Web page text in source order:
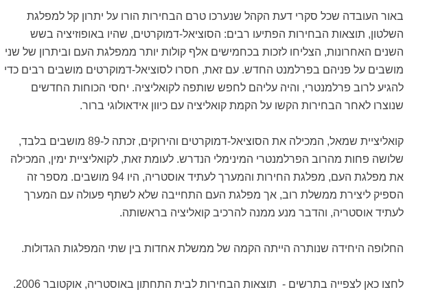
באור העובדה שכל סקרי דעת הקהל שנערכו טרם הבחירות הורו על יתרון קל למפלגת
השלטון, תוצאות הבחירות הפתיעו רבים: הסוציאל-דמוקרטים, שהיו באופוזיציה בשש
השנים האחרונות, הצליחו לזכות בכחמישים אלף קולות יותר ממפלגת העם וביתרון של שני
מושבים על פניהם בפרלמנט החדש. עם זאת, חסרו לסוציאל-דמוקרטים מושבים רבים כדי
להגיע לרוב פרלמנטרי, והיה עליהם לחפש שותפה לקואליציה. יחסי הכוחות החדשים
שנוצרו לאחר הבחירות הקשו על הקמת קואליציה עם כיוון אידאולוגי ברור.
קואליציית שמאל, המכילה את הסוציאל-דמוקרטים והירוקים, זכתה ל-89 מושבים בלבד,
שלושה פחות מהרוב הפרלמנטרי המינימלי הנדרש. לעומת זאת, לקואליציית ימין, המכילה
את מפלגת העם, מפלגת החירות והמערך לעתיד אוסטריה, היו 94 מושבים. מספר זה
הספיק ליצירת ממשלת רוב, אך מפלגת העם התחייבה שלא לשתף פעולה עם המערך
לעתיד אוסטריה, והדבר מנע ממנה להרכיב קואליציה בראשותה.
החלופה היחידה שנותרה הייתה הקמה של ממשלת אחדות בין שתי המפלגות הגדולות.
לחצו כאן לצפייה בתרשים - תוצאות הבחירות לבית התחתון באוסטריה, אוקטובר 2006.